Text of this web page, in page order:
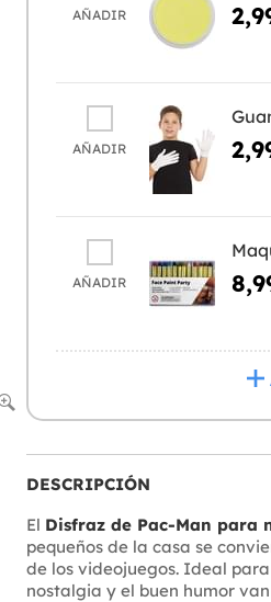
AÑADIR
AÑADIR
AÑADIR
DESCRIPCIÓN
El Disfraz de Pac-Man para
pequeños de la casa se
de los videojuegos. Ideal
nostalgia y el buen humor